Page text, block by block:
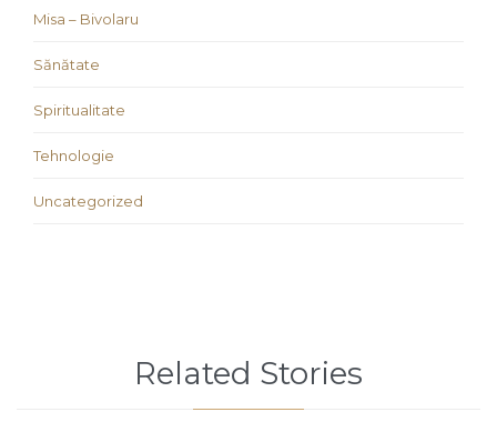
Misa – Bivolaru
Sănătate
Spiritualitate
Tehnologie
Uncategorized
Related Stories